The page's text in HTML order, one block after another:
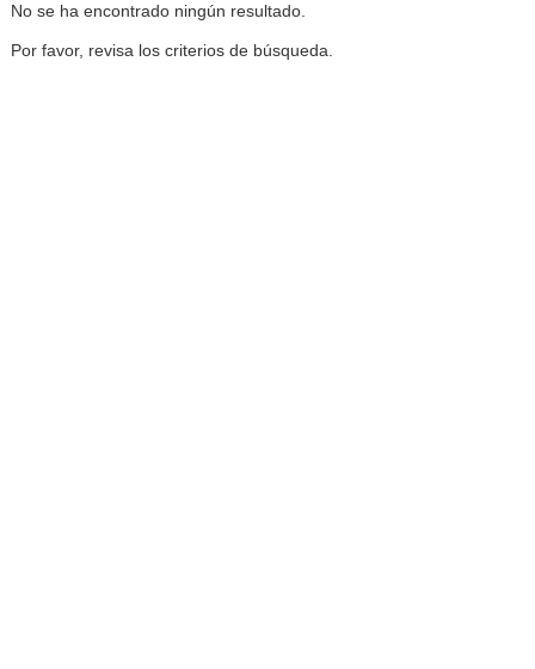
No se ha encontrado ningún resultado.
Por favor, revisa los criterios de búsqueda.